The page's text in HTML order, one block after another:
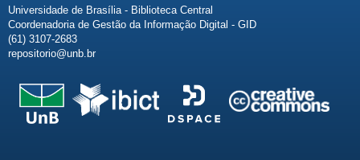
Universidade de Brasília - Biblioteca Central
Coordenadoria de Gestão da Informação Digital - GID
(61) 3107-2683
repositorio@unb.br